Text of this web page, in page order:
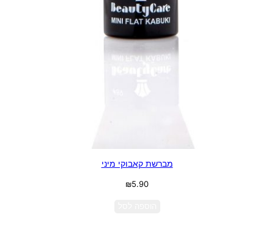
מברשת קאבוקי מיני
₪5.90